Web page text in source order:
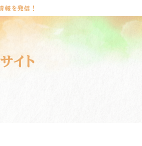
報を発信！
イト